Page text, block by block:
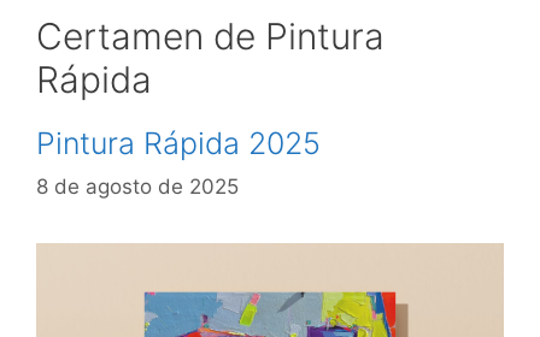
Certamen de Pintura
Rápida
Pintura Rápida 2025
8 de agosto de 2025